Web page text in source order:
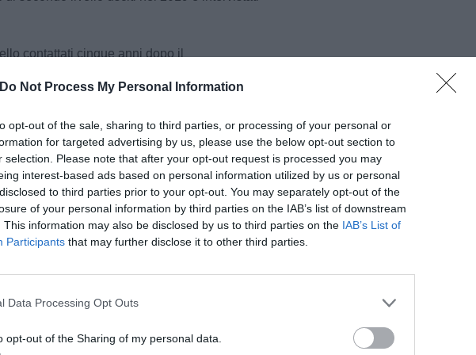
Do Not Process My Personal Information
opt-out of the sale, sharing to third parties, or processing of your personal or
for targeted advertising by us, please use the below opt-out section to
selection. Please note that after your opt-out request is processed you may
interest-based ads based on personal information utilized by us or personal
to third parties prior to your opt-out. You may separately opt-out of the
of your personal information by third parties on the IAB’s list of downstream
This information may also be disclosed by us to third parties on the IAB’s List of
Participants that may further disclose it to other third parties.
Data Processing Opt Outs
opt-out of the Sharing of my personal data.
contattati cinque anni dopo il
di occupati sale al 92% (era al
in questo caso superiore al dato nazionale
di laureati, il 53,5% è impegnato nel
lavora nel settore pubblico e il 2,8% nel no-
l’83,4% degli occupati, mentre l’industria
dei laureati di secondo livello, dopo un anno
“molto efficace o efficace” per il
a cinque anni dal titolo, raggiungendo l’80,6%:
superiori delle medie nazionali, che si
e al 74,8%.
anche le performance formative dei laureati:
(51,7%), mentre i laureati di cittadinanza